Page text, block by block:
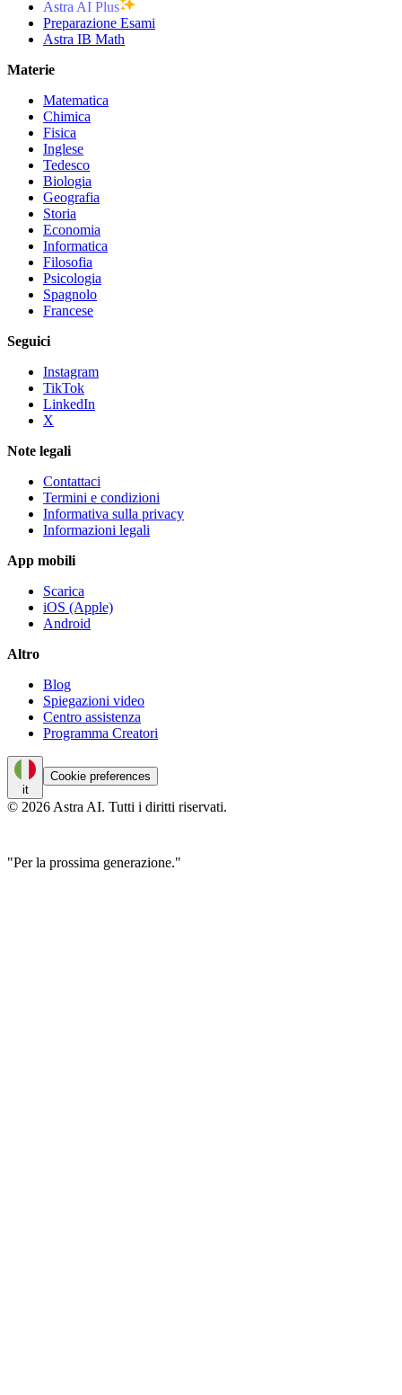
Astra AI Plus
Preparazione Esami
Astra IB Math
Materie
Matematica
Chimica
Fisica
Inglese
Tedesco
Biologia
Geografia
Storia
Economia
Informatica
Filosofia
Psicologia
Spagnolo
Francese
Seguici
Instagram
TikTok
LinkedIn
X
Note legali
Contattaci
Termini e condizioni
Informativa sulla privacy
Informazioni legali
App mobili
Scarica
iOS (Apple)
Android
Altro
Blog
Spiegazioni video
Centro assistenza
Programma Creatori
it
Cookie preferences
© 2026 Astra AI. Tutti i diritti riservati.
"Per la prossima generazione."